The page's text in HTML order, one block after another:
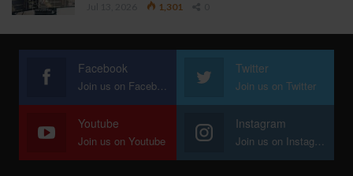
1,301
Facebook
Join us on Facebook
Twitter
Join us on Twitter
Youtube
Join us on Youtube
Instagram
Join us on Instagram